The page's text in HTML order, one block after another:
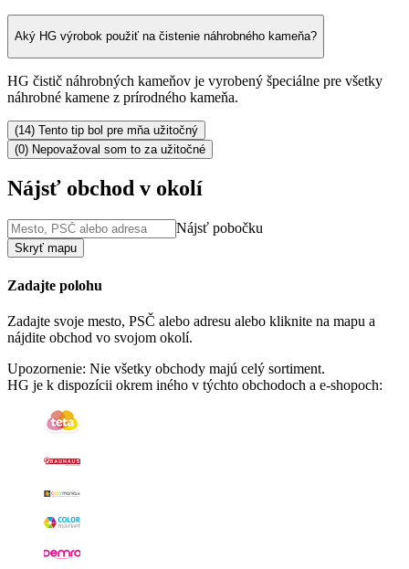
Aký HG výrobok použiť na čistenie náhrobného kameňa?
HG čistič náhrobných kameňov je vyrobený špeciálne pre všetky
náhrobné kamene z prírodného kameňa.
(14) Tento tip bol pre mňa užitočný
(0) Nepovažoval som to za užitočné
Nájsť obchod v okolí
Nájsť pobočku
Skryť mapu
Zadajte polohu
Zadajte svoje mesto, PSČ alebo adresu alebo kliknite na mapu a
nájdite obchod vo svojom okolí.
Upozornenie: Nie všetky obchody majú celý sortiment.
HG je k dispozícii okrem iného v týchto obchodoch a e-shopoch: